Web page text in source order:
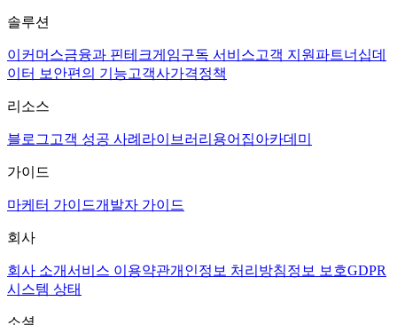
솔루션
이커머스금융과 핀테크게임구독 서비스고객 지원 파트너십데
이터 보안편의 기능고객사가격정책
리소스
블로그 고객 성공 사례 라이브러리 용어집아카데미
가이드
마케터 가이드개발자 가이드
회사
회사 소개서비스 이용약관개인정보 처리방침정보 보호GDPR
시스템 상태
소셜